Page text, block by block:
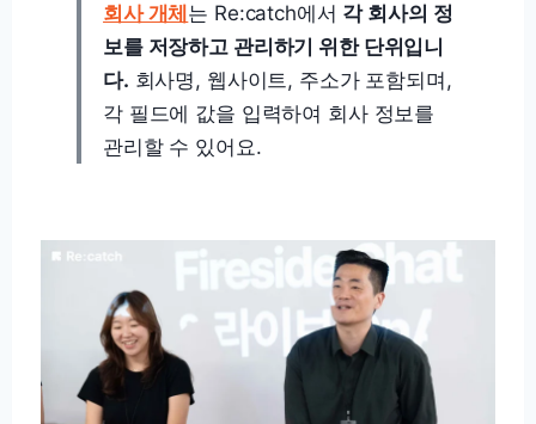
회사 개체 는 Re:catch에서 각 회사의 정
보를 저장하고 관리하기 위한 단위입니
다. 회사명, 웹사이트, 주소가 포함되며,
각 필드에 값을 입력하여 회사 정보를
관리할 수 있어요.